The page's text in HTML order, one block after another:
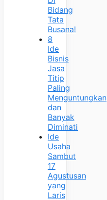
Bidang
Tata
Busana!
8
Ide
Bisnis
Jasa
Titip
Paling
Menguntungkan
dan
Banyak
Diminati
Ide
Usaha
Sambut
17
Agustusan
yang
Laris